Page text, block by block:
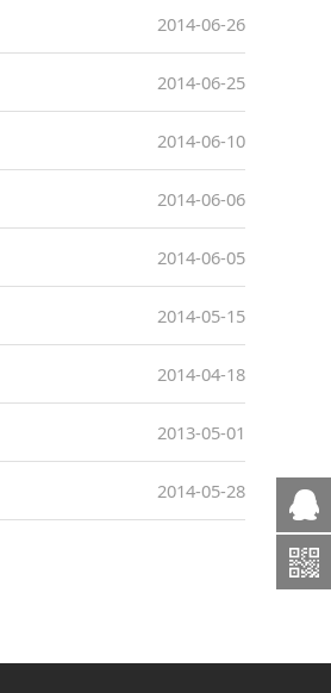
2014-06-26
2014-06-25
2014-06-10
2014-06-06
2014-06-05
2014-05-15
2014-04-18
2013-05-01
2014-05-28